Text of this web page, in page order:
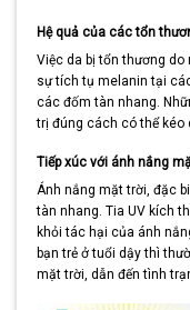
Hệ quả của các tổn
Việc da bị tổn thương do
sự tích tụ melanin tại
các đốm tàn nhang.
trị đúng cách có thể kéo
Tiếp xúc với ánh nắng
Ánh nắng mặt trời, đặc
tàn nhang. Tia UV kích
khỏi tác hại của ánh
bạn trẻ ở tuổi dậy thì
mặt trời, dẫn đến tình